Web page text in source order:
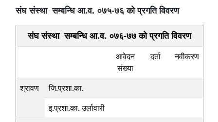
संघ संस्था सम्बन्धि आ.व‍. ०७५-७६ काे प्रगति विवरण
संघ संस्था सम्बन्धि आ.व‍. ०७६-७७ काे प्रगति विवरण
आवेदन
संख्या
दर्ता नवीकरण
श्रावण
जि.प्रशा.का.
इ.प्रशा.का. उर्लावारी